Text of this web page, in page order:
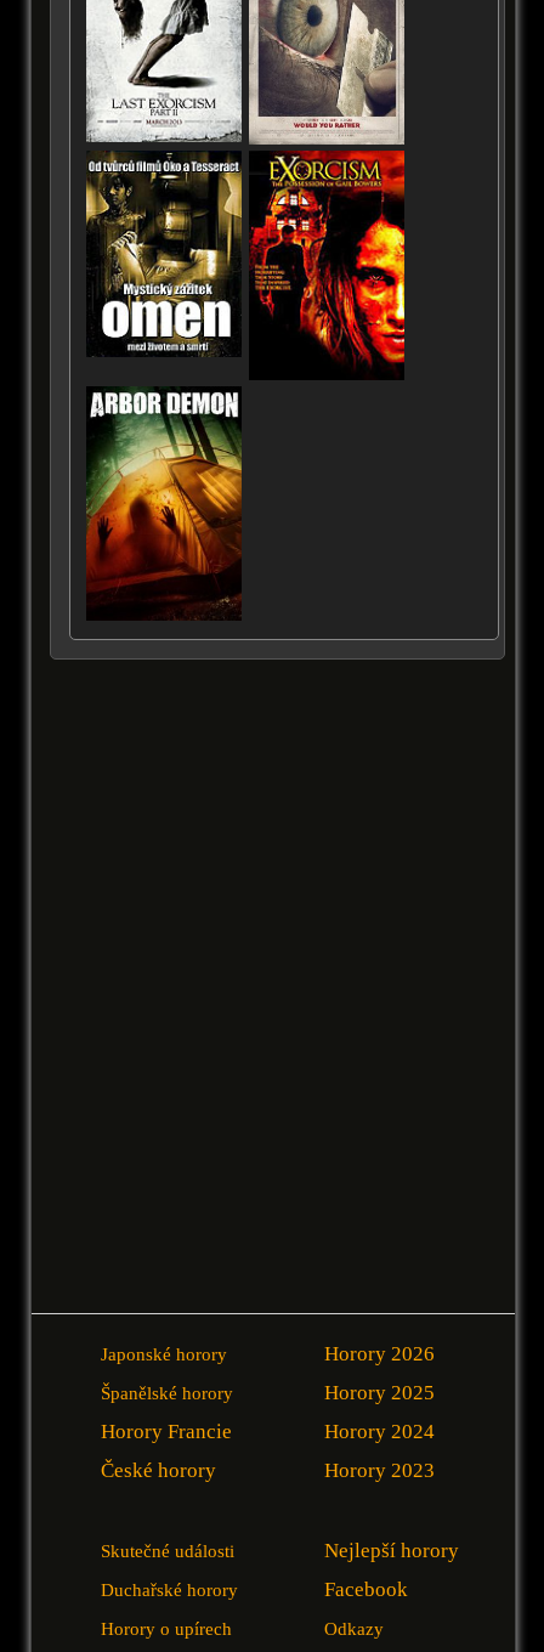
Japonské horory
Španělské horory
Horory Francie
České horory
Horory 2026
Horory 2025
Horory 2024
Horory 2023
Skutečné události
Duchařské horory
Horory o upírech
Nejlepší horory
Facebook
Odkazy